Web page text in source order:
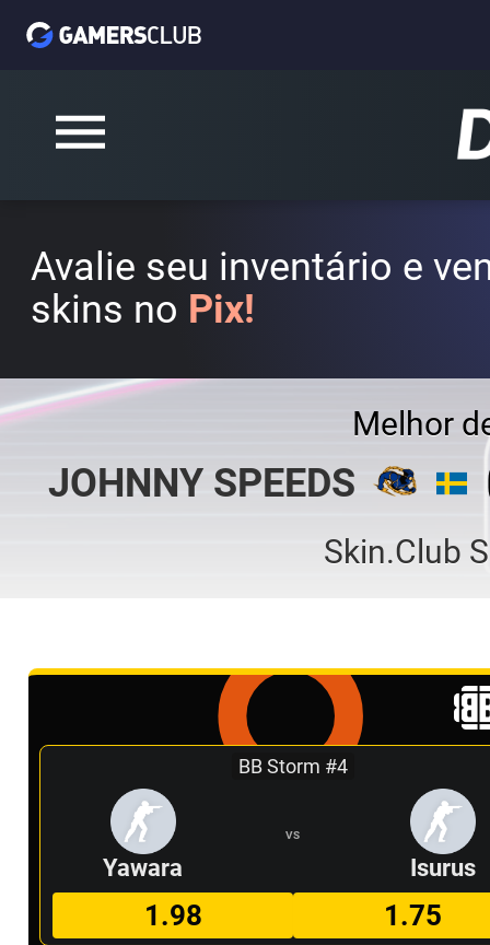
Avalie seu inventário e
skins no Pix!
Melhor
JOHNNY SPEEDS
Skin.Club
BB Storm #4
Yawara
VS
Isurus
1.98
1.75